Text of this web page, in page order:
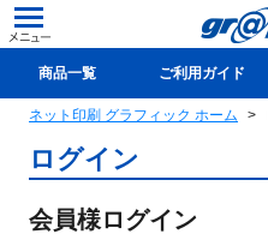
商品一覧 ご利用ガイド
新規会員登録(無料)
ネット印刷 グラフィック ホーム
ログイン
会員様ログイン